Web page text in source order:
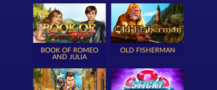
BOOK OF ROMEO
AND JULIA
OLD FISHERMAN